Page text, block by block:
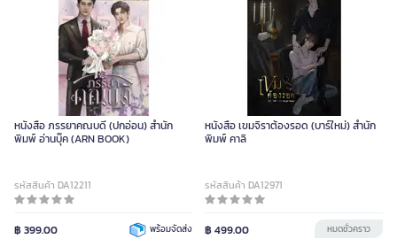
หนังสือ ภรรยาคณบดี (ปกอ่อน) สำนัก
พิมพ์ อ่านบุ๊ค (ARN BOOK)
รหัสสินค้า DA12211
฿ 399.00 พร้อมจัดส่ง
หนังสือ เขมจิราต้องรอด (บาร์ใหม่) สำนัก
พิมพ์ คาลิ
รหัสสินค้า DA12971
฿ 499.00 หมดชั่วคราว